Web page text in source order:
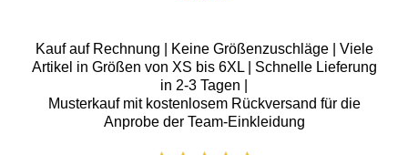
Kauf auf Rechnung | Keine Größenzuschläge | Viele
Artikel in Größen von XS bis 6XL | Schnelle Lieferung
in 2-3 Tagen |
Musterkauf mit kostenlosem Rückversand für die
Anprobe der Team-Einkleidung